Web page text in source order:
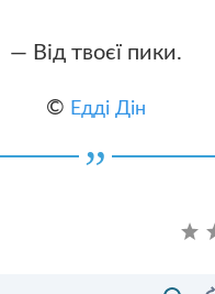
— Від твоєї пики.
© Едді Дін